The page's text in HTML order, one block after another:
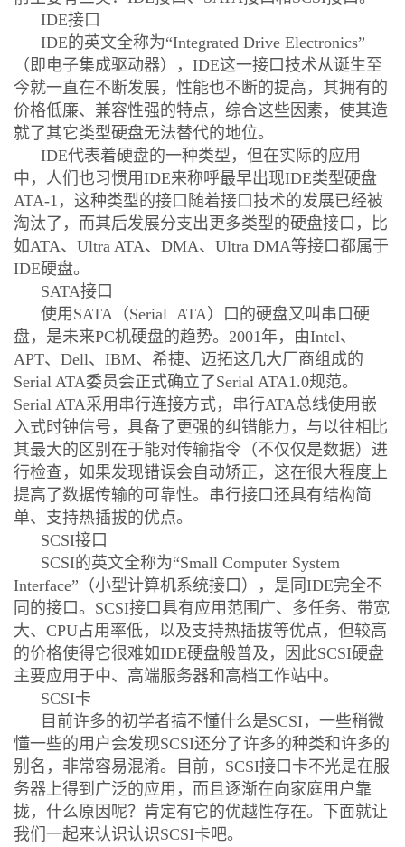
IDE接口
IDE的英文全称为“Integrated Drive Electronics”
（即电子集成驱动器），IDE这一接口技术从诞生至
今就一直在不断发展，性能也不断的提高，其拥有的
价格低廉、兼容性强的特点，综合这些因素，使其造
就了其它类型硬盘无法替代的地位。
IDE代表着硬盘的一种类型，但在实际的应用
中，人们也习惯用IDE来称呼最早出现IDE类型硬盘
ATA-1，这种类型的接口随着接口技术的发展已经被
淘汰了，而其后发展分支出更多类型的硬盘接口，比
如ATA、Ultra ATA、DMA、Ultra DMA等接口都属于
IDE硬盘。
SATA接口
使用SATA（Serial ATA）口的硬盘又叫串口硬
盘，是未来PC机硬盘的趋势。2001年，由Intel、
APT、Dell、IBM、希捷、迈拓这几大厂商组成的
Serial ATA委员会正式确立了Serial ATA1.0规范。
Serial ATA采用串行连接方式，串行ATA总线使用嵌
入式时钟信号，具备了更强的纠错能力，与以往相比
其最大的区别在于能对传输指令（不仅仅是数据）进
行检查，如果发现错误会自动矫正，这在很大程度上
提高了数据传输的可靠性。串行接口还具有结构简
单、支持热插拔的优点。
SCSI接口
SCSI的英文全称为“Small Computer System
Interface”（小型计算机系统接口），是同IDE完全不
同的接口。SCSI接口具有应用范围广、多任务、带宽
大、CPU占用率低，以及支持热插拔等优点，但较高
的价格使得它很难如IDE硬盘般普及，因此SCSI硬盘
主要应用于中、高端服务器和高档工作站中。
SCSI卡
目前许多的初学者搞不懂什么是SCSI，一些稍微
懂一些的用户会发现SCSI还分了许多的种类和许多的
别名，非常容易混淆。目前，SCSI接口卡不光是在服
务器上得到广泛的应用，而且逐渐在向家庭用户靠
拢，什么原因呢？肯定有它的优越性存在。下面就让
我们一起来认识认识SCSI卡吧。